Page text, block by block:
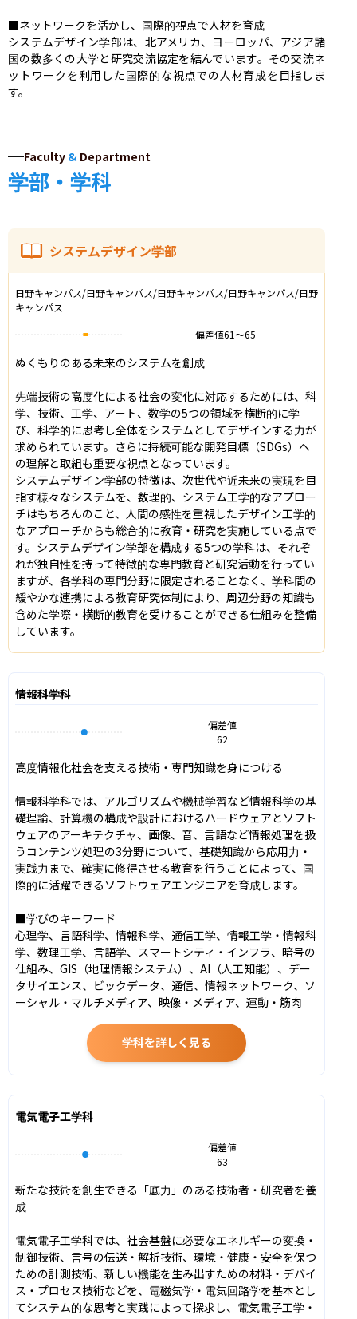
■ネットワークを活かし、国際的視点で人材を育成
システムデザイン学部は、北アメリカ、ヨーロッパ、アジア諸
国の数多くの大学と研究交流協定を結んでいます。その交流ネ
ットワークを利用した国際的な視点での人材育成を目指しま
す。
Faculty & Department
学部・学科
システムデザイン学部
日野キャンパス/日野キャンパス/日野キャンパス/日野キャンパス/日野
キャンパス
偏差値61〜65
ぬくもりのある未来のシステムを創成
先端技術の高度化による社会の変化に対応するためには、科
学、技術、工学、アート、数学の5つの領域を横断的に学
び、科学的に思考し全体をシステムとしてデザインする力が
求められています。さらに持続可能な開発目標（SDGs）へ
の理解と取組も重要な視点となっています。
システムデザイン学部の特徴は、次世代や近未来の実現を目
指す様々なシステムを、数理的、システム工学的なアプロー
チはもちろんのこと、人間の感性を重視したデザイン工学的
なアプローチからも総合的に教育・研究を実施している点で
す。システムデザイン学部を構成する5つの学科は、それぞ
れが独自性を持って特徴的な専門教育と研究活動を行ってい
ますが、各学科の専門分野に限定されることなく、学科間の
緩やかな連携による教育研究体制により、周辺分野の知識も
含めた学際・横断的教育を受けることができる仕組みを整備
しています。
情報科学科
偏差値
62
高度情報化社会を支える技術・専門知識を身につける
情報科学科では、アルゴリズムや機械学習など情報科学の基
礎理論、計算機の構成や設計におけるハードウェアとソフト
ウェアのアーキテクチャ、画像、音、言語など情報処理を扱
うコンテンツ処理の3分野について、基礎知識から応用力・
実践力まで、確実に修得させる教育を行うことによって、国
際的に活躍できるソフトウェアエンジニアを育成します。
■学びのキーワード
心理学、言語科学、情報科学、通信工学、情報工学・情報科
学、数理工学、言語学、スマートシティ・インフラ、暗号の
仕組み、GIS（地理情報システム）、AI（人工知能）、デー
タサイエンス、ビックデータ、通信、情報ネットワーク、ソ
ーシャル・マルチメディア、映像・メディア、運動・筋肉
学科を詳しく見る
電気電子工学科
偏差値
63
新たな技術を創生できる「底力」のある技術者・研究者を養
成
電気電子工学科では、社会基盤に必要なエネルギーの変換・
制御技術、言号の伝送・解析技術、環境・健康・安全を保つ
ための計測技術、新しい機能を生み出すための材料・デバイ
ス・プロセス技術などを、電磁気学・電気回路学を基本とし
てシステム的な思考と実践によって探求し、電気電子工学・